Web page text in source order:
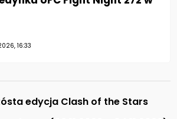
16:33
edycja Clash of the Stars